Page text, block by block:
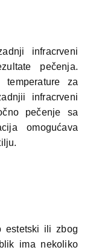
infracrveni
pečenja.
za
infracrveni
pečenje sa
omogućava
estetski ili zbog
ima nekoliko